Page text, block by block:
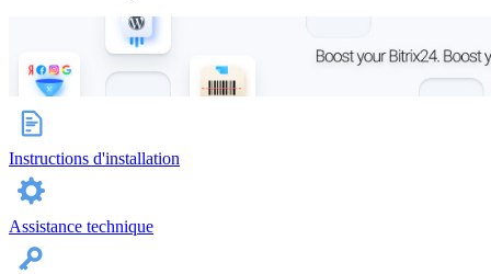
Instructions d'installation
Assistance technique